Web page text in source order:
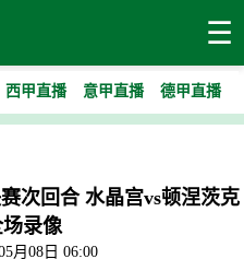
☰
西甲直播 意甲直播 德甲直播
次回合 水晶宫vs顿涅茨克
录像
月08日 06:00